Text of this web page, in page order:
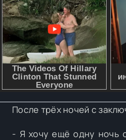
После трёх ночей с
- Я хочу ещё одну ночь